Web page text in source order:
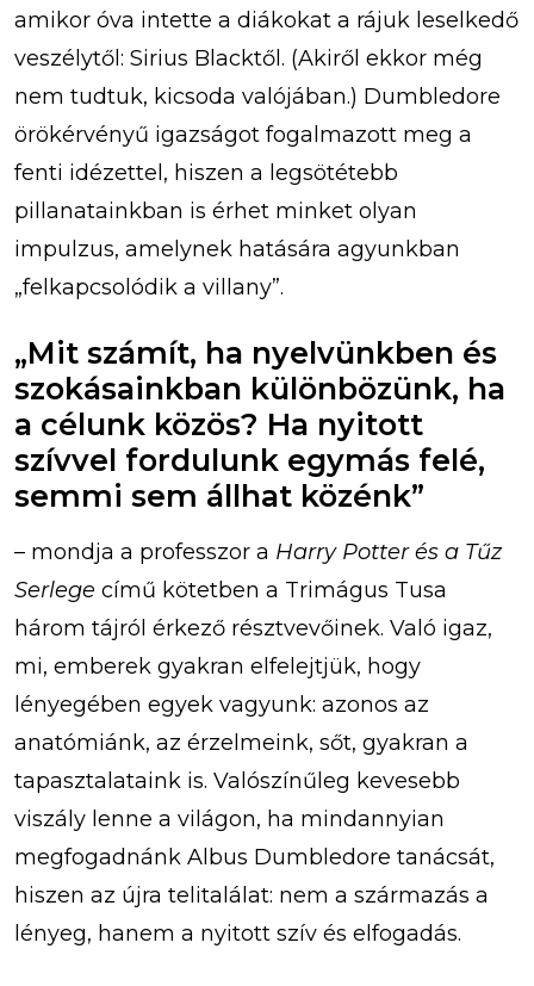
amikor óva intette a diákokat a rájuk leselkedő
veszélytől: Sirius Blacktől. (Akiről ekkor még
nem tudtuk, kicsoda valójában.) Dumbledore
örökérvényű igazságot fogalmazott meg a
fenti idézettel, hiszen a legsötétebb
pillanatainkban is érhet minket olyan
impulzus, amelynek hatására agyunkban
„felkapcsolódik a villany”.
„Mit számít, ha nyelvünkben és
szokásainkban különbözünk, ha
a célunk közös? Ha nyitott
szívvel fordulunk egymás felé,
semmi sem állhat közénk”
– mondja a professzor a Harry Potter és a Tűz
Serlege című kötetben a Trimágus Tusa
három tájról érkező résztvevőinek. Való igaz,
mi, emberek gyakran elfelejtjük, hogy
lényegében egyek vagyunk: azonos az
anatómiánk, az érzelmeink, sőt, gyakran a
tapasztalataink is. Valószínűleg kevesebb
viszály lenne a világon, ha mindannyian
megfogadnánk Albus Dumbledore tanácsát,
hiszen az újra telitalálat: nem a származás a
lényeg, hanem a nyitott szív és elfogadás.